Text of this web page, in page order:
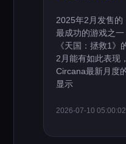
2025年2月发售的
最成功的游戏之
《天国：拯救1》
2月能有如此表现
Circana最新月度
显示
2026-07-10 05:00:02